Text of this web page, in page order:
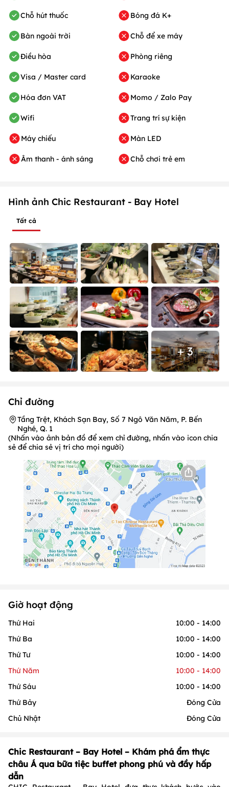
Chỗ hút thuốc
Bàn ngoài trời
Điều hòa
Visa / Master card
Hóa đơn VAT
Wifi
Máy chiếu
Âm thanh - ánh sáng
Bóng đá K+
Chỗ để xe máy
Phòng riêng
Karaoke
Momo / Zalo Pay
Trang trí sự kiện
Màn LED
Chỗ chơi trẻ em
Hình ảnh Chic Restaurant - Bay Hotel
Tất cả
+ 3
Chỉ đường
Tầng Trệt, Khách Sạn Bay, Số 7 Ngô Văn Năm, P. Bến
Nghé, Q. 1
(Nhấn vào ảnh bản đồ để xem chỉ đường, nhấn vào icon chia
sẻ để chia sẻ vị trí cho mọi người)
Giờ hoạt động
Thứ Hai
10:00 - 14:00
Thứ Ba
10:00 - 14:00
Thứ Tư
10:00 - 14:00
Thứ Năm
10:00 - 14:00
Thứ Sáu
10:00 - 14:00
Thứ Bảy
Đóng Cửa
Chủ Nhật
Đóng Cửa
Chic Restaurant – Bay Hotel – Khám phá ẩm thực
châu Á qua bữa tiệc buffet phong phú và đầy hấp
dẫn